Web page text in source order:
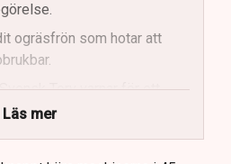
ogräsfrön som hotar att
Torv varnar för ett
står maktlös inför
Läs mer